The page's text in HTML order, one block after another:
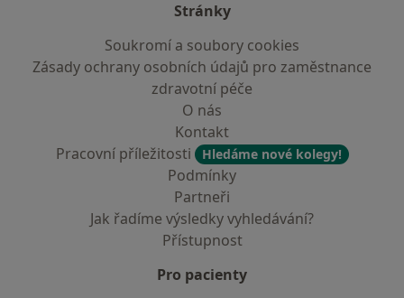
Stránky
Soukromí a soubory cookies
Zásady ochrany osobních údajů pro zaměstnance
zdravotní péče
O nás
Kontakt
Pracovní příležitosti
Hledáme nové kolegy!
Podmínky
Partneři
Jak řadíme výsledky vyhledávání?
Přístupnost
Pro pacienty